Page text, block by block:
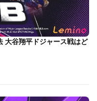
大谷翔平ドジャース戦はど